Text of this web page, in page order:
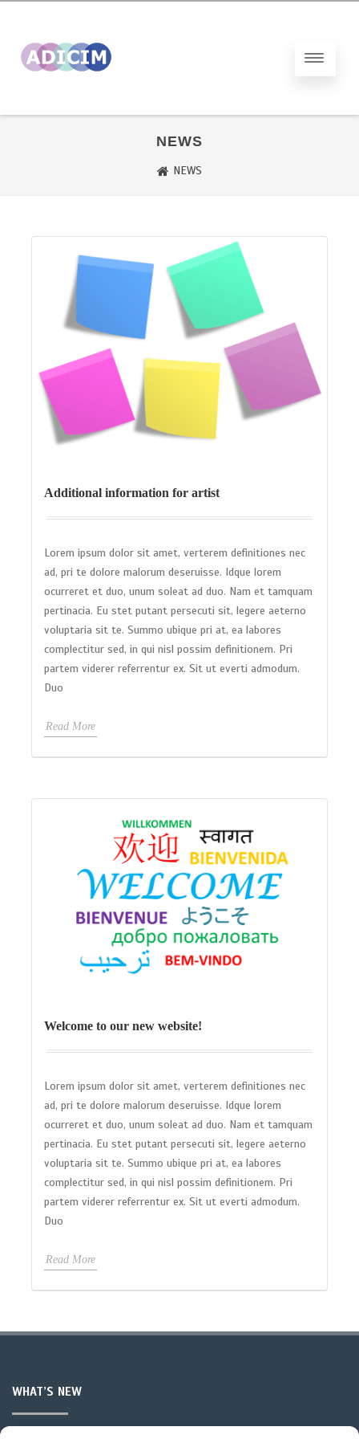
NEWS
NEWS
Additional information for artist
Lorem ipsum dolor sit amet, verterem definitiones nec
ad, pri te dolore malorum deseruisse. Idque lorem
ocurreret et duo, unum soleat ad duo. Nam et tamquam
pertinacia. Eu stet putant persecuti sit, legere aeterno
voluptaria sit te. Summo ubique pri at, ea labores
complectitur sed, in qui nisl possim definitionem. Pri
partem viderer referrentur ex. Sit ut everti admodum.
Duo
Read More
Welcome to our new website!
Lorem ipsum dolor sit amet, verterem definitiones nec
ad, pri te dolore malorum deseruisse. Idque lorem
ocurreret et duo, unum soleat ad duo. Nam et tamquam
pertinacia. Eu stet putant persecuti sit, legere aeterno
voluptaria sit te. Summo ubique pri at, ea labores
complectitur sed, in qui nisl possim definitionem. Pri
partem viderer referrentur ex. Sit ut everti admodum.
Duo
Read More
WHAT’S NEW